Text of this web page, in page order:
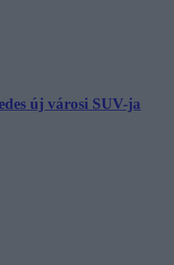
új városi SUV-ja